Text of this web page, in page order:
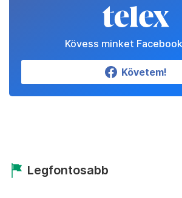
Kövess minket
Követem!
Legfontosabb